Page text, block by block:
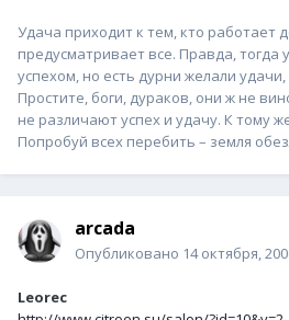
Удача приходит к тем, кто работает
предусматривает все. Правда, тогда
успехом, но есть дурни желали
Простите, боги, дураков, они ж не
не различают успех и удачу. К тому
Попробуй всех перебить – земля
arcada
Опубликовано 14 октября,
Leorec